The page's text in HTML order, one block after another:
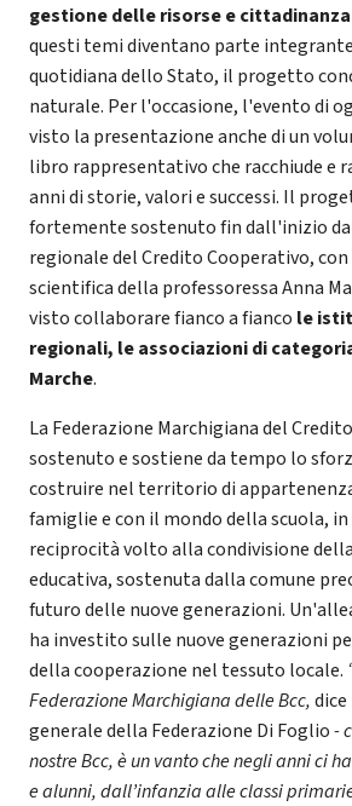
gestione delle risorse e
questi temi diventano parte
quotidiana dello Stato, il progetto
naturale. Per l'occasione, l'evento di
visto la presentazione anche di un
libro rappresentativo che racchiude e
anni di storie, valori e successi. Il
fortemente sostenuto fin dall'inizio
regionale del Credito Cooperativo,
scientifica della professoressa Anna
visto collaborare fianco a fianco le
regionali, le associazioni di
Marche.
La Federazione Marchigiana del
sostenuto e sostiene da tempo lo
costruire nel territorio di
famiglie e con il mondo della scuola,
reciprocità volto alla condivisione
educativa, sostenuta dalla comune
futuro delle nuove generazioni.
ha investito sulle nuove generazioni
della cooperazione nel tessuto locale.
Federazione Marchigiana delle Bcc,
generale della Federazione Di Foglio-
nostre Bcc, è un vanto che negli anni ci
e alunni, dall’infanzia alle classi